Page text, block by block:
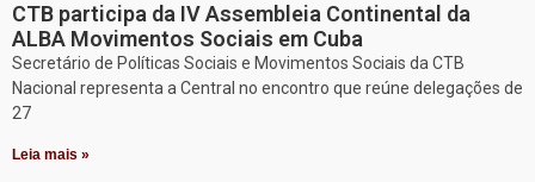
CTB participa da IV Assembleia Continental da
ALBA Movimentos Sociais em Cuba
Secretário de Políticas Sociais e Movimentos Sociais da CTB
Nacional representa a Central no encontro que reúne delegações de
27
Leia mais »